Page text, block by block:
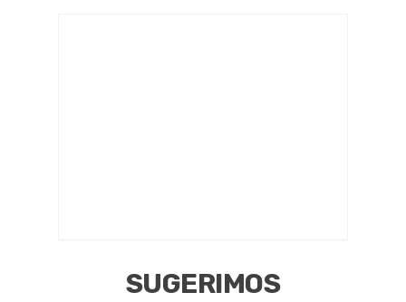
SUGERIMOS